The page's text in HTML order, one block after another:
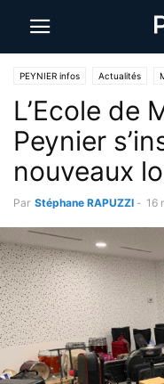
PEYNIER infos Actualités
L’Ecole de
Peynier
nouveaux
Par Stéphane RAPUZZI - 16